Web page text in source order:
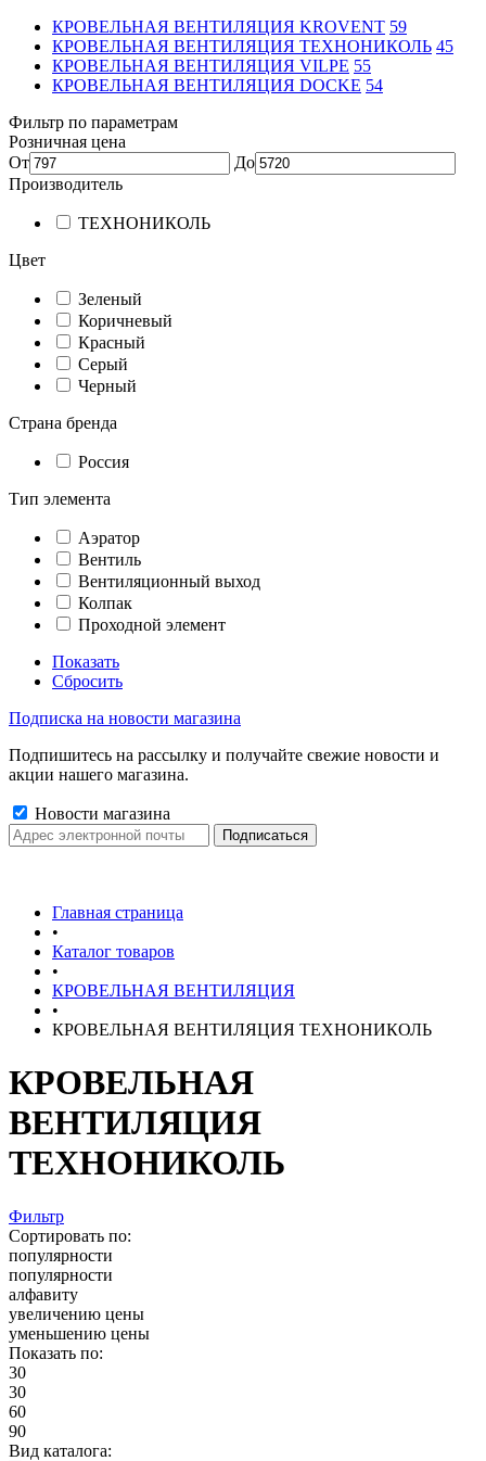
КРОВЕЛЬНАЯ ВЕНТИЛЯЦИЯ KROVENT 59
КРОВЕЛЬНАЯ ВЕНТИЛЯЦИЯ ТЕХНОНИКОЛЬ 45
КРОВЕЛЬНАЯ ВЕНТИЛЯЦИЯ VILPE 55
КРОВЕЛЬНАЯ ВЕНТИЛЯЦИЯ DOCKE 54
Фильтр по параметрам
Розничная цена
От
До
Производитель
ТЕХНОНИКОЛЬ
Цвет
Зеленый
Коричневый
Красный
Серый
Черный
Страна бренда
Россия
Тип элемента
Аэратор
Вентиль
Вентиляционный выход
Колпак
Проходной элемент
Показать
Сбросить
Подписка на новости магазина
Подпишитесь на рассылку и получайте свежие новости и
акции нашего магазина.
Новости магазина
Главная страница
•
Каталог товаров
•
КРОВЕЛЬНАЯ ВЕНТИЛЯЦИЯ
•
КРОВЕЛЬНАЯ ВЕНТИЛЯЦИЯ ТЕХНОНИКОЛЬ
КРОВЕЛЬНАЯ
ВЕНТИЛЯЦИЯ
ТЕХНОНИКОЛЬ
Фильтр
Сортировать по:
популярности
популярности
алфавиту
увеличению цены
уменьшению цены
Показать по:
30
30
60
90
Вид каталога: